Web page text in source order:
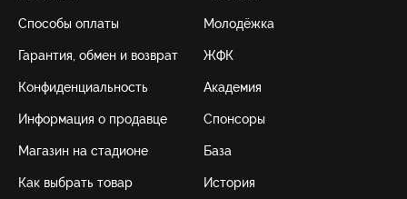
Способы оплаты
Гарантия, обмен и возврат
Конфиденциальность
Информация о продавце
Магазин на стадионе
Как выбрать товар
Молодёжка
ЖФК
Академия
Спонсоры
База
История